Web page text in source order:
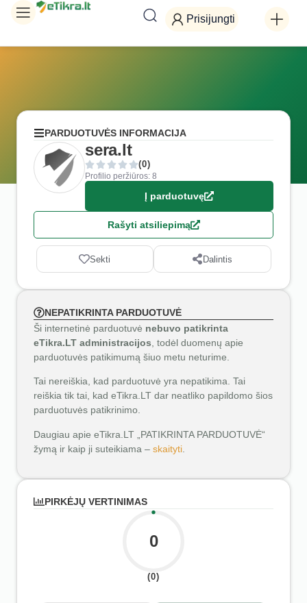
Prisijungti
PARDUOTUVĖS INFORMACIJA
sera.lt
(0)
Profilio peržiūros: 8
Į parduotuvę
Rašyti atsiliepimą
Sekti Dalintis
NEPATIKRINTA PARDUOTUVĖ
Ši internetinė parduotuvė nebuvo patikrinta
eTikra.LT administracijos , todėl duomenų apie
parduotuvės patikimumą šiuo metu neturime.
Tai nereiškia, kad parduotuvė yra nepatikima. Tai
reiškia tik tai, kad eTikra.LT dar neatliko papildomo šios
parduotuvės patikrinimo.
Daugiau apie eTikra.LT „PATIKRINTA PARDUOTUVĖ“
žymą ir kaip ji suteikiama – skaityti
PIRKĖJŲ VERTINIMAS
0
(0)